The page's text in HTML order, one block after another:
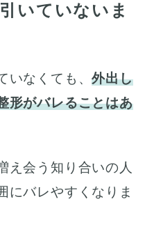
いていないま
いなくても、外出し
形がバレることはあ
え会う知り合いの人
にバレやすくなりま